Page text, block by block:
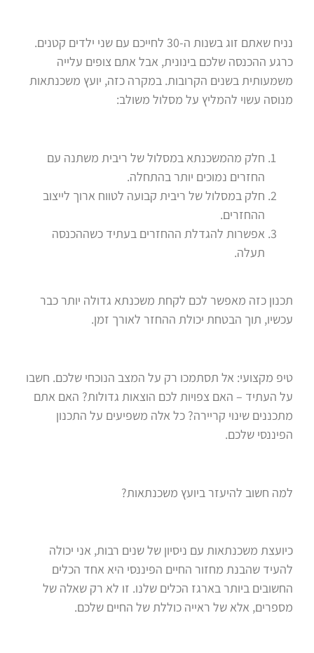
נניח שאתם זוג בשנות ה-30 לחייכם עם שני ילדים קטנים.
כרגע ההכנסה שלכם בינונית, אבל אתם צופים עלייה
משמעותית בשנים הקרובות. במקרה כזה, יועץ משכנתאות
מנוסה עשוי להמליץ על מסלול משולב:
חלק מהמשכנתא במסלול של ריבית משתנה עם
החזרים נמוכים יותר בהתחלה.
חלק במסלול של ריבית קבועה לטווח ארוך לייצוב
ההחזרים.
אפשרות להגדלת ההחזרים בעתיד כשההכנסה
תעלה.
תכנון כזה מאפשר לכם לקחת משכנתא גדולה יותר כבר
עכשיו, תוך הבטחת יכולת ההחזר לאורך זמן.
טיפ מקצועי: אל תסתמכו רק על המצב הנוכחי שלכם. חשבו
על העתיד – האם צפויות לכם הוצאות גדולות? האם אתם
מתכננים שינוי קריירה? כל אלה משפיעים על התכנון
הפיננסי שלכם.
למה חשוב להיעזר ביועץ משכנתאות?
כיועצת משכנתאות עם ניסיון של שנים רבות, אני יכולה
להעיד שהבנת מחזור החיים הפיננסי היא אחד הכלים
החשובים ביותר בארגז הכלים שלנו. זו לא רק שאלה של
מספרים, אלא של ראייה כוללת של החיים שלכם.